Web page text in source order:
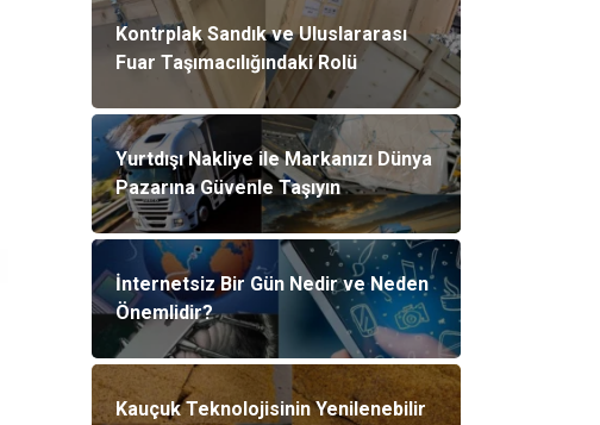
Kontrplak Sandık ve Uluslararası
Fuar Taşımacılığındaki Rolü
Yurtdışı Nakliye ile Markanızı Dünya
Pazarına Güvenle Taşıyın
İnternetsiz Bir Gün Nedir ve Neden
Önemlidir?
Kauçuk Teknolojisinin Yenilenebilir